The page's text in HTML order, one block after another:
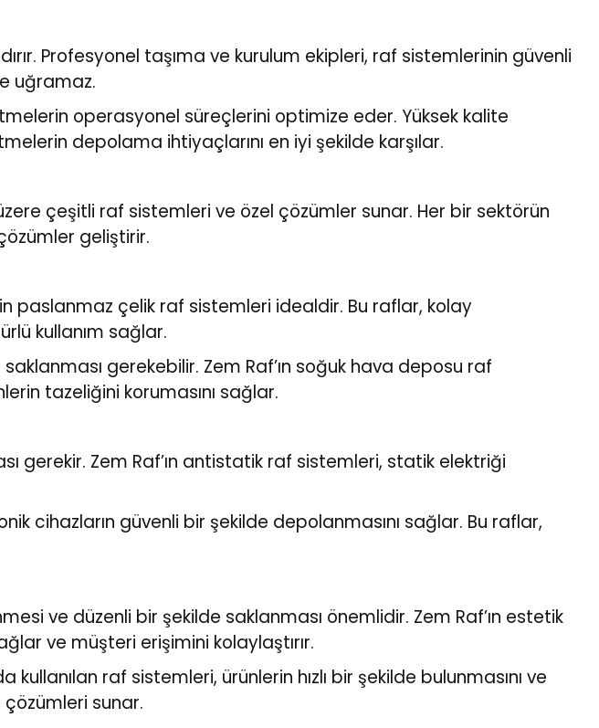
Profesyonel taşıma ve kurulum ekipleri, raf sistemlerinin güvenli
uğramaz.
operasyonel süreçlerini optimize eder. Yüksek kalite
depolama ihtiyaçlarını en iyi şekilde karşılar.
çeşitli raf sistemleri ve özel çözümler sunar. Her bir sektörün
geliştirir.
paslanmaz çelik raf sistemleri idealdir. Bu raflar, kolay
kullanım sağlar.
gerekebilir. Zem Raf’ın soğuk hava deposu raf
tazeliğini korumasını sağlar.
gerekir. Zem Raf’ın antistatik raf sistemleri, statik elektriği
cihazların güvenli bir şekilde depolanmasını sağlar. Bu raflar,
ve düzenli bir şekilde saklanması önemlidir. Zem Raf’ın estetik
ve müşteri erişimini kolaylaştırır.
raf sistemleri, ürünlerin hızlı bir şekilde bulunmasını ve
sunar.